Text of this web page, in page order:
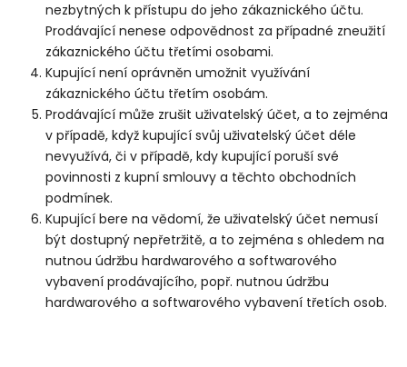
nezbytných k přístupu do jeho zákaznického účtu.
Prodávající nenese odpovědnost za případné zneužití
zákaznického účtu třetími osobami.
Kupující není oprávněn umožnit využívání
zákaznického účtu třetím osobám.
Prodávající může zrušit uživatelský účet, a to zejména
v případě, když kupující svůj uživatelský účet déle
nevyužívá, či v případě, kdy kupující poruší své
povinnosti z kupní smlouvy a těchto obchodních
podmínek.
Kupující bere na vědomí, že uživatelský účet nemusí
být dostupný nepřetržitě, a to zejména s ohledem na
nutnou údržbu hardwarového a softwarového
vybavení prodávajícího, popř. nutnou údržbu
hardwarového a softwarového vybavení třetích osob.